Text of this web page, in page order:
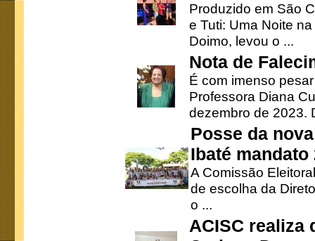
Produzido em São
e Tuti: Uma Noite
Doimo, levou o ...
Nota de
É com imenso
Professora Diana
dezembro de 2023.
Posse da
Ibaté mandato
A Comissão
de escolha da
o ...
ACISC realiza